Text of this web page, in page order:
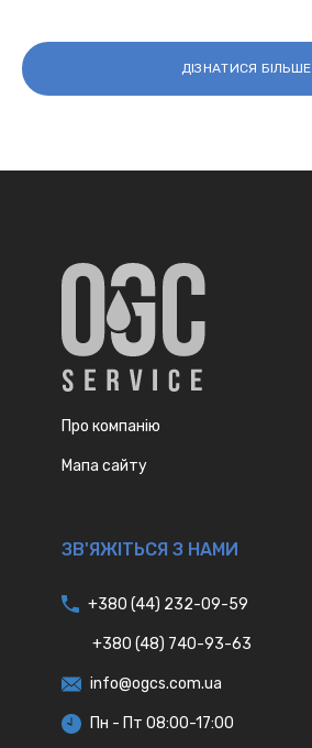
ДІЗНАТИСЯ БІЛЬШЕ
Про компанію
Мапа сайту
ЗВ'ЯЖІТЬСЯ З НАМИ
+380 (44) 232-09-59
+380 (48) 740-93-63
info@ogcs.com.ua
Пн - Пт 08:00-17:00